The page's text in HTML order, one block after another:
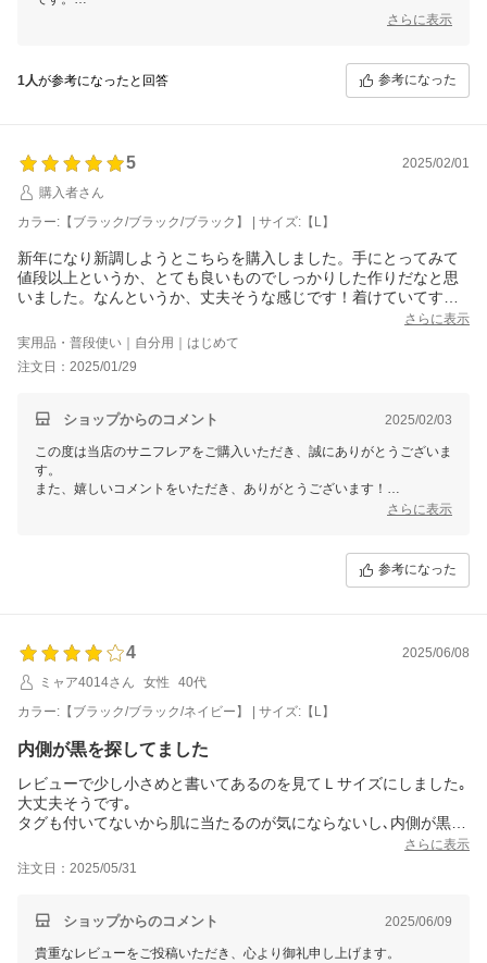
さらに表示
1人が参考になったと回答 参考になった
5
2025/02/01
購入者さん
カラー:【ブラック/ブラック/ブラック】 | サイズ:【L】
新年になり新調しようとこちらを購入しました。手にとってみて
値段以上というか、とても良いものでしっかりした作りだなと思
いました。なんというか、丈夫そうな感じです！着けていてすご
さらに表示
実用品・普段使い｜自分用｜はじめて
注文日：2025/01/29
ショップからのコメント 2025/02/03
この度は当店のサニフレアをご購入いただき、誠にありがとうございま
す。
また、嬉しいコメントをいただき、ありがとうございます！
すごく安心感があるので買ってよかったです。」とのこと、ありがとう
今後もより良い商品をご提案できますよう、努めてまいります。
またのご利用をスタッフ一同、心よりお待ちしております。
三恵 川崎恵梨香
さらに表示
参考になった
4
2025/06/08
ミャア4014さん
女性
40代
カラー:【ブラック/ブラック/ネイビー】 | サイズ:【L】
内側が黒を探してました
レビューで少し小さめと書いてあるのを見てＬサイズにしました｡
大丈夫そうです｡
タグも付いてないから肌に当たるのが気にならないし､内側が黒を
羽つきをつけようとしたら､ちょっとくっつきづらかったので星は
1つ減らしました｡
さらに表示
注文日：2025/05/31
ショップからのコメント 2025/06/09
貴重なレビューをご投稿いただき、心より御礼申し上げます。